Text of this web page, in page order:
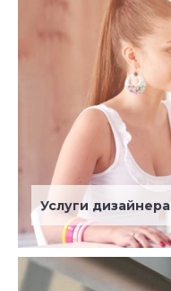
Услуги дизайнера